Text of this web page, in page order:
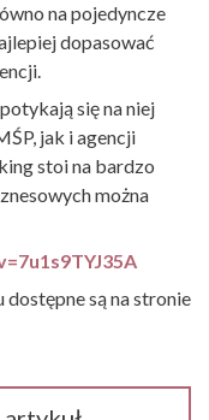
na pojedyncze
dopasować
się na niej
jak i agencji
stoi na bardzo
można
są na stronie